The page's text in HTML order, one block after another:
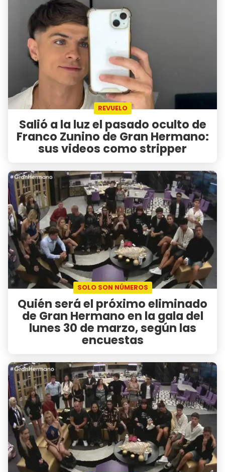
REVUELO
Salió a la luz el pasado oculto de
Franco Zunino de Gran Hermano:
sus videos como stripper
SOLO SON NÚMEROS
Quién será el próximo eliminado
de Gran Hermano en la gala del
lunes 30 de marzo, según las
encuestas